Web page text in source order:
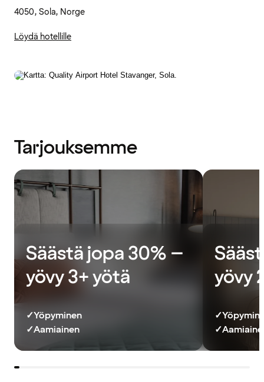
4050, Sola, Norge
Löydä hotellille
Tarjouksemme
Säästä jopa 30% –
yövy 3+ yötä
✓Yöpyminen
✓Aamiainen
yövy
✓
✓